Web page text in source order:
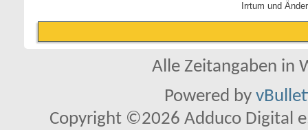
Irrtum und
Alle Zeitangaben in
Powered by
Copyright ©2026 Adduco Digital